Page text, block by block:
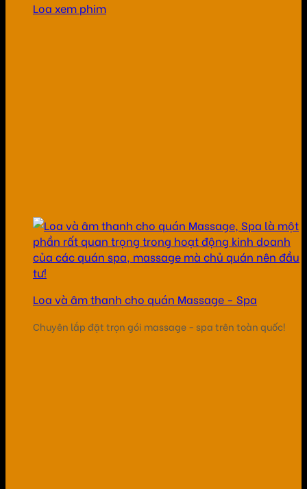
Loa xem phim
Loa và âm thanh cho quán Massage - Spa
Chuyên lắp đặt trọn gói massage - spa trên toàn quốc!